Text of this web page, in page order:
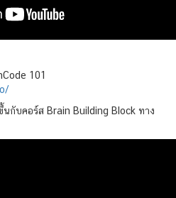
101
กับคอร์ส Brain Building Block ทาง